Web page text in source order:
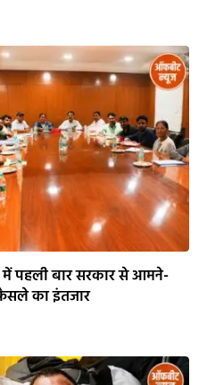
पहली बार सरकार से आमने-
का इंतजार